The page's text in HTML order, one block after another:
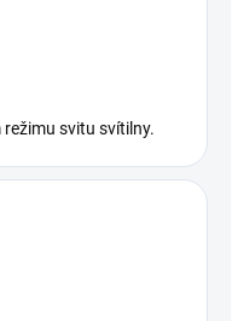
režimu svitu svítilny.